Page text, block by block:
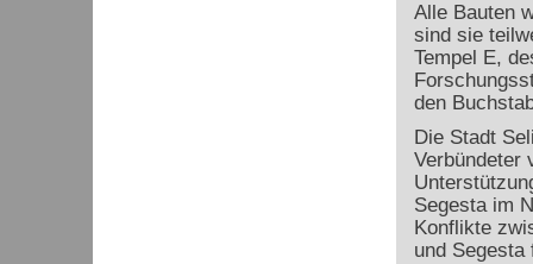
Alle Bauten
sind sie
Tempel E,
den
Die Stadt
Verbündeter
Segesta im
Konflikte
und